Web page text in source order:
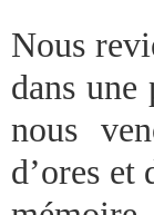
Nous
dans
nous
d’ores et